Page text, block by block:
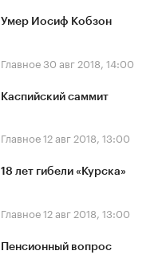
Умер Иосиф Кобзон
Главное30 авг 2018, 14:00
Каспийский саммит
Главное12 авг 2018, 13:00
18 лет гибели «Курска»
Главное12 авг 2018, 13:00
Пенсионный вопрос